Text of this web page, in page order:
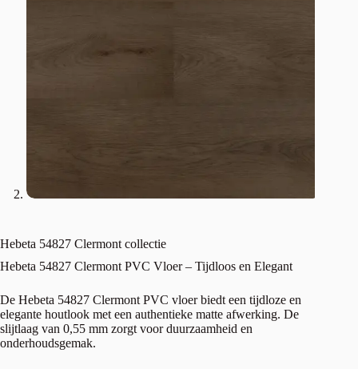
Hebeta 54827 Clermont collectie
Hebeta 54827 Clermont PVC Vloer – Tijdloos en Elegant
De Hebeta 54827 Clermont PVC vloer biedt een tijdloze en
elegante houtlook met een authentieke matte afwerking. De
slijtlaag van 0,55 mm zorgt voor duurzaamheid en
onderhoudsgemak.